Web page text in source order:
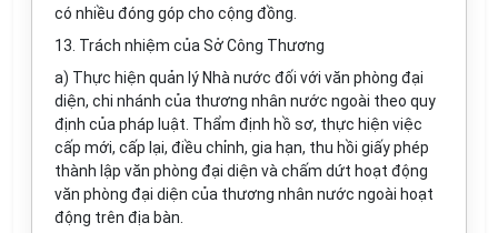
có nhiều đóng góp cho cộng đồng.
13. Trách nhiệm của Sở Công Thương
a) Thực hiện quản lý Nhà nước đối với văn phòng đại
diện, chi nhánh của thương nhân nước ngoài theo quy
định của pháp luật. Thẩm định hồ sơ, thực hiện việc
cấp mới, cấp lại, điều chỉnh, gia hạn, thu hồi giấy phép
thành lập văn phòng đại diện và chấm dứt hoạt động
văn phòng đại diện của thương nhân nước ngoài hoạt
động trên địa bàn